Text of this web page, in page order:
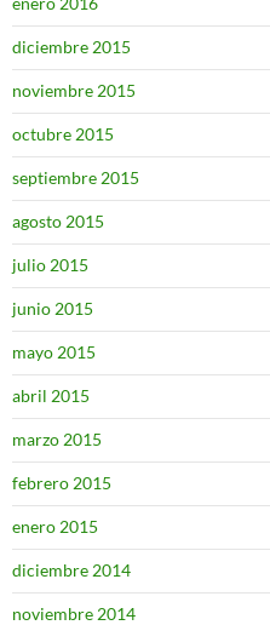
diciembre 2015
noviembre 2015
octubre 2015
septiembre 2015
agosto 2015
julio 2015
junio 2015
mayo 2015
abril 2015
marzo 2015
febrero 2015
enero 2015
diciembre 2014
noviembre 2014